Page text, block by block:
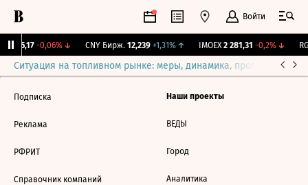
Войти
115,17 -0,06%↓ CNY Бирж. 12,239 +1,31%↑ IMOEX 2 281,31 -0,2%↓
Ситуация на топливном рынке: меры, динамика, прогнозы
Подписка
Реклама
РФРИТ
Справочник компаний
Наши проекты
ВЕДЫ
Город
Аналитика